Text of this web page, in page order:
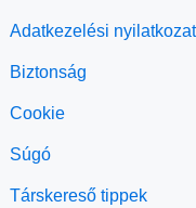
Adatkezelési nyilatkozat
Biztonság
Cookie
Súgó
Társkereső tippek